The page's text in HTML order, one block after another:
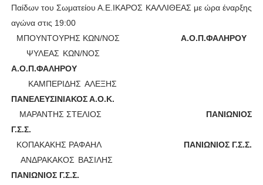
Παίδων του Σωματείου Α.Ε.ΙΚΑΡΟΣ ΚΑΛΛΙΘΕΑΣ με ώρα έναρξης
αγώνα στις 19:00
ΜΠΟΥΝΤΟΥΡΗΣ ΚΩΝ/ΝΟΣ
Α.Ο.Π.ΦΑΛΗΡΟΥ
ΨΥΛΕΑΣ ΚΩΝ/NΟΣ
Α.Ο.Π.ΦΑΛΗΡΟΥ
ΚΑΜΠΕΡΙΔΗΣ ΑΛΕΞΗΣ
ΠΑΝΕΛΕΥΣΙΝΙΑΚΟΣ Α.Ο.Κ.
ΜΑΡΑΝΤΗΣ ΣΤΕΛΙΟΣ
ΠΑΝΙΩΝΙΟΣ
Γ.Σ.Σ.
ΚΟΠΑΚΑΚΗΣ ΡΑΦΑΗΛ
ΠΑΝΙΩΝΙΟΣ Γ.Σ.Σ.
ΑΝΔΡΑΚΑΚΟΣ ΒΑΣΙΛΗΣ
ΠΑΝΙΩΝΙΟΣ Γ.Σ.Σ.